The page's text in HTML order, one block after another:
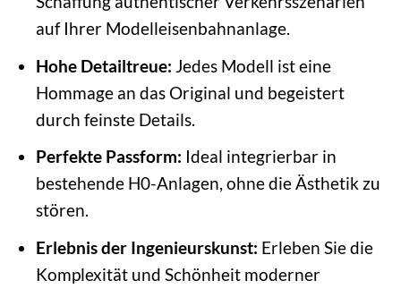
auf Ihrer Modelleisenbahnanlage.
Hohe Detailtreue: Jedes Modell ist eine
Hommage an das Original und begeistert
durch feinste Details.
Perfekte Passform: Ideal integrierbar in
bestehende H0-Anlagen, ohne die Ästhetik zu
stören.
Erlebnis der Ingenieurskunst: Erleben Sie die
Komplexität und Schönheit moderner